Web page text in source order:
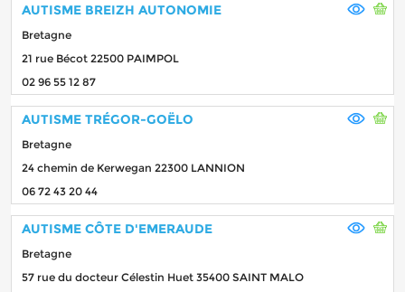
AUTISME BREIZH AUTONOMIE
Bretagne
21 rue Bécot 22500 PAIMPOL
02 96 55 12 87
AUTISME TRÉGOR-GOËLO
Bretagne
24 chemin de Kerwegan 22300 LANNION
06 72 43 20 44
AUTISME CÔTE D'EMERAUDE
Bretagne
57 rue du docteur Célestin Huet 35400 SAINT MALO